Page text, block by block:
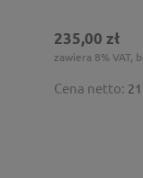
235,00 zł
zawiera 8% VAT,
Cena netto: